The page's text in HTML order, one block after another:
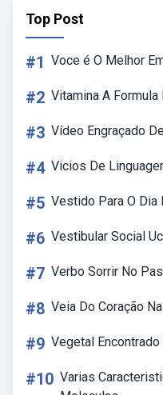
Top Post
#1 Voce é O Melhor
#2 Vitamina A Formula
#3 Vídeo Engraçado
#4 Vicios De
#5 Vestido Para O Dia
#6 Vestibular Social
#7 Verbo Sorrir No
#8 Veia Do Coração
#9 Vegetal Encontrado
#10 Varias